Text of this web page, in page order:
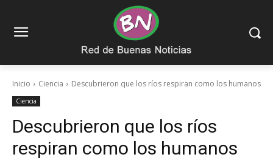
Inicio Ciencia Descubrieron que los ríos respiran como los humanos
Ciencia
Descubrieron que los ríos
respiran como los humanos